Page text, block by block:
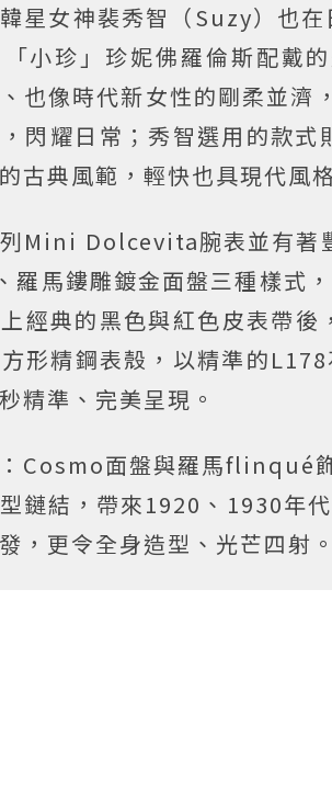
星女神裴秀智（Suzy）也
小珍」珍妮佛羅倫斯配戴
也像時代新女性的剛柔並
閃耀日常；秀智選用的款式
古典風範，輕快也具現代風
Mini Dolcevita腕表並有著
馬鏤雕鍍金面盤三種樣式
經典的黑色與紅色皮表帶
形精鋼表殼，以精準的
精準、完美呈現。
Cosmo面盤與羅馬flinqué
鏈結，帶來1920、1930年
，更令全身造型、光芒四射。